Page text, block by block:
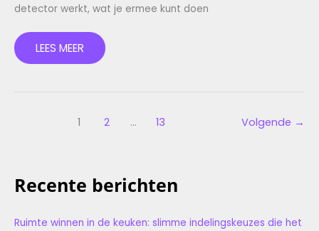
detector werkt, wat je ermee kunt doen
LEES MEER
1 2 … 13 Volgende →
Recente berichten
Ruimte winnen in de keuken: slimme indelingskeuzes die het